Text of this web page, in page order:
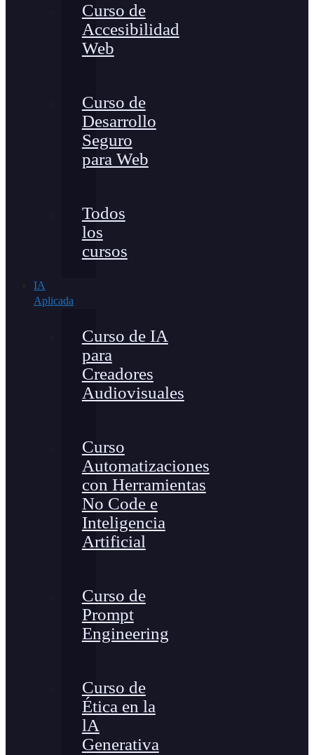
Curso de
Accesibilidad
Web
Curso de
Desarrollo
Seguro
para Web
Todos
los
cursos
IA
Aplicada
Curso de IA
para
Creadores
Audiovisuales
Curso
Automatizaciones
con Herramientas
No Code e
Inteligencia
Artificial
Curso de
Prompt
Engineering
Curso de
Ética en la
lA
Generativa